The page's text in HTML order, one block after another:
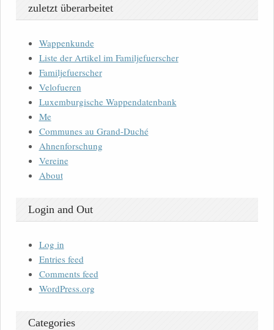
zuletzt überarbeitet
Wappenkunde
Liste der Artikel im Familjefuerscher
Familjefuerscher
Velofueren
Luxemburgische Wappendatenbank
Me
Communes au Grand-Duché
Ahnenforschung
Vereine
About
Login and Out
Log in
Entries feed
Comments feed
WordPress.org
Categories